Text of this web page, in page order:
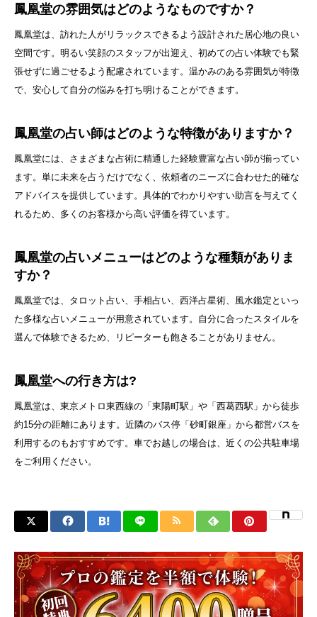
鳳凰堂の雰囲気はどのようなものですか？
鳳凰堂は、訪れた人がリラックスできるよう設計された居心地の良い
空間です。明るい笑顔のスタッフが出迎え、初めての占い体験でも緊
張せずに過ごせるよう配慮されています。温かみのある雰囲気が特徴
で、安心して自分の悩みを打ち明けることができます。
鳳凰堂の占い師はどのような特徴がありますか？
鳳凰堂には、さまざまな占術に精通した経験豊富な占い師が揃ってい
ます。単に未来を占うだけでなく、依頼者のニーズに合わせた的確な
アドバイスを提供しています。具体的でわかりやすい助言を与えてく
れるため、多くのお客様から高い評価を得ています。
鳳凰堂の占いメニューはどのような種類がありま
すか？
鳳凰堂では、タロット占い、手相占い、西洋占星術、風水鑑定といっ
た多様な占いメニューが用意されています。自分に合ったスタイルを
選んで体験できるため、リピーターも飽きることがありません。
鳳凰堂への行き方は?
鳳凰堂は、東京メトロ東西線の「東陽町駅」や「西葛西駅」から徒歩
約15分の距離にあります。近隣のバス停「砂町銀座」から都営バスを
利用するのもおすすめです。車でお越しの場合は、近くの公共駐車場
をご利用ください。